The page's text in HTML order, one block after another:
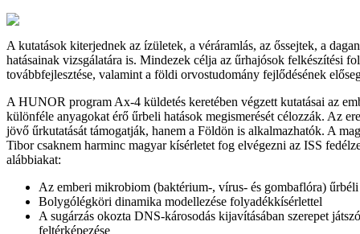
A kutatások kiterjednek az ízületek, a véráramlás, az őssejtek, a
hatásainak vizsgálatára is. Mindezek célja az űrhajósok felkészítési
továbbfejlesztése, valamint a földi orvostudomány fejlődésének
A HUNOR program Ax-4 küldetés keretében végzett kutatásai az
különféle anyagokat érő űrbeli hatások megismerését célozzák. Az
jövő űrkutatását támogatják, hanem a Földön is alkalmazhatók. A
Tibor csaknem harminc magyar kísérletet fog elvégezni az ISS
alábbiakat:
Az emberi mikrobiom (baktérium-, vírus- és gombaflóra)
Bolygólégköri dinamika modellezése folyadékkísérlettel
A sugárzás okozta DNS-károsodás kijavításában szerepet
feltérképezése